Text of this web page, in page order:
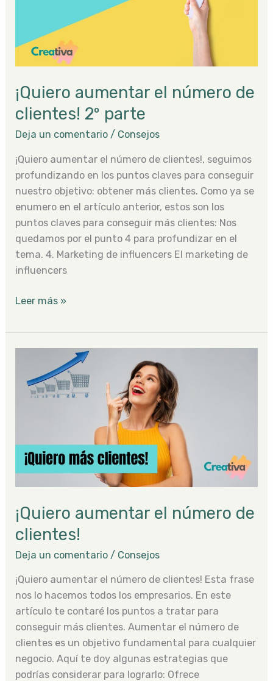
¡Quiero aumentar el número de
clientes! 2º parte
Deja un comentario / Consejos
¡Quiero aumentar el número de clientes!, seguimos
profundizando en los puntos claves para conseguir
nuestro objetivo: obtener más clientes. Como ya se
enumero en el artículo anterior, estos son los
puntos claves para conseguir más clientes: Nos
quedamos por el punto 4 para profundizar en el
tema. 4. Marketing de influencers El marketing de
influencers
parte
Leer más »
¡Quiero aumentar el número de
clientes!
Deja un comentario / Consejos
¡Quiero aumentar el número de clientes! Esta frase
nos lo hacemos todos los empresarios. En este
artículo te contaré los puntos a tratar para
conseguir más clientes. Aumentar el número de
clientes es un objetivo fundamental para cualquier
negocio. Aquí te doy algunas estrategias que
podrías considerar para lograrlo: Ofrece
aumentar